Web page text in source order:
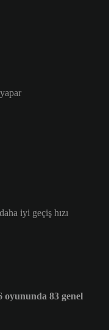
iyi geçiş hızı
83 genel